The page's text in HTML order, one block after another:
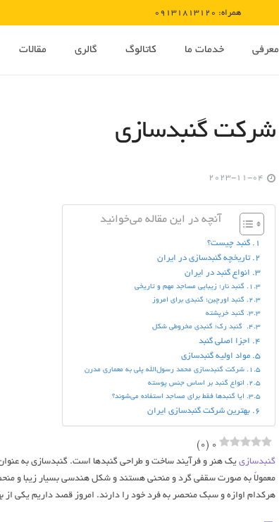
همراه: 09131813120
معرفی خدمات ما کاتالوگ گالری مقالات
شرکت گنبدسازی
2023-11-04
آنچه در این مقاله می‌خوانید
گنبد چیست؟
تاریخچه گنبدسازی در ایران
انواع گنبد در ایران
گنبد نار؛ زیبایی مساجد مهم و تاریخی
گنبد اورچین؛ گنبدی برای امروز
گنبد خرپشته
گنبد رک؛ گنبدی مخروطی شکل
اجزا اصلی گنبد
مواد اولیه گنبدسازی
شرکت گنبدسازی محمد رسول‌الله پلی به معماری مدرن
انواع گنبد بر اساس جنس پوسته
ایا گنبدها فقط برای مساجد استفاده می‌شوند؟
بهترین شرکت گنبدسازی ایران
0
(
0
)
گنبدسازی یک هنر و فرآیند ساخت و طراحی گنبدها است. گنبدسازی به عنوان
معمولاً به صورت سقفی گرد و منحنی هستند و شکل هندسی بسیار زیبا و
هرکدام اوازه و سبک منحصر به فرد خود را دارند. امروز قصد داریم یکی از